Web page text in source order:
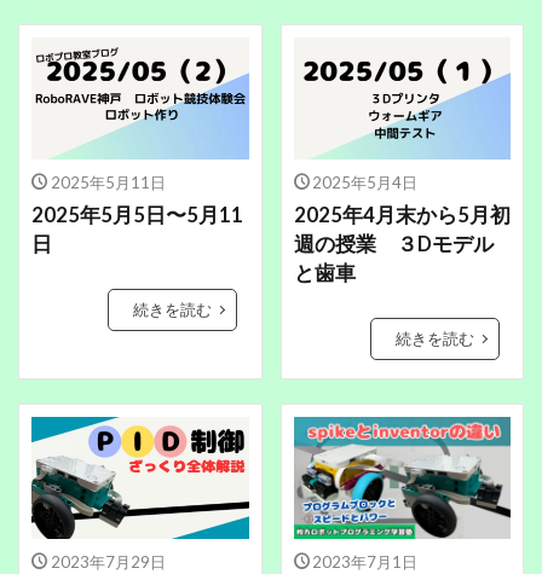
2025年5月11日
2025年5月5日〜5月11
日
続きを読む
2025年5月4日
2025年4月末から5月初
週の授業 ３Dモデル
と歯車
続きを読む
2023年7月29日 2023年7月1日